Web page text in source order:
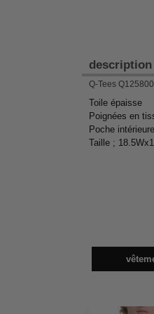
description
Q-Tees Q125800
Toile épaisse
Poignées en
Poche
Taille ;